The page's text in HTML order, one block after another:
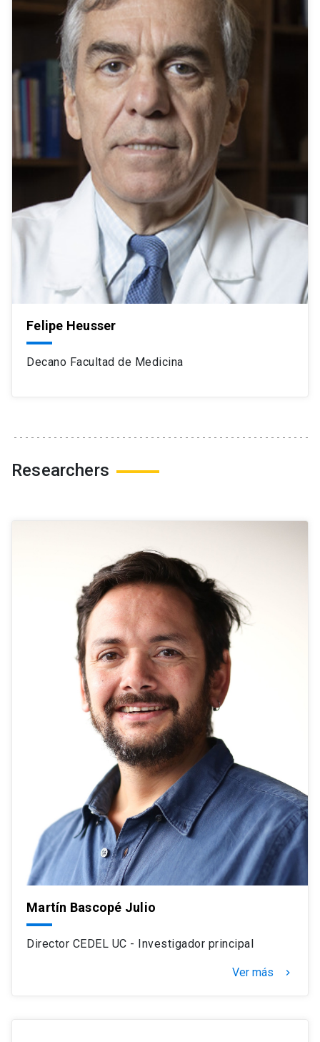
Felipe Heusser
Decano Facultad de Medicina
Researchers
Martín Bascopé Julio
Director CEDEL UC - Investigador principal
Ver más navigate_next